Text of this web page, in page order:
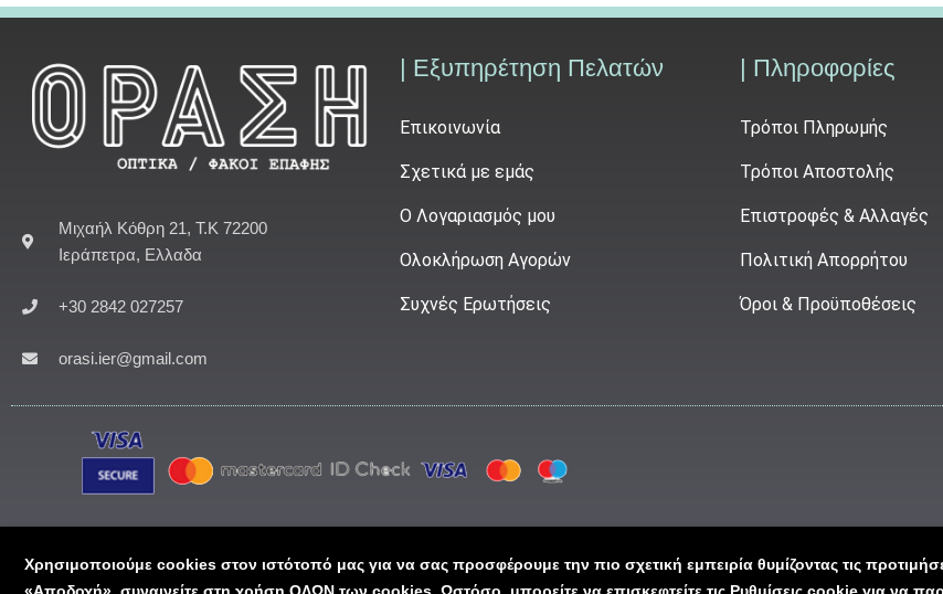
Μιχαήλ Κόθρη 21, Τ.Κ 72200
Ιεράπετρα, Ελλαδα
+30 2842 027257
orasi.ier@gmail.com
| Εξυπηρέτηση Πελατών
Επικοινωνία
Σχετικά με εμάς
Ο Λογαριασμός μου
Ολοκλήρωση Αγορών
Συχνές Ερωτήσεις
| Πληροφορίες
Τρόποι Πληρωμής
Τρόποι Αποστολής
Επιστροφές & Αλλαγές
Πολιτική Απορρήτου
Όροι & Προϋποθέσεις
Ⓒ 2024 - ΟΡΑΣΗ ΟΠΤΙΚΑ - ΓΕΜΗ 25170941000 All Rights Reserved Design &
Χρησιμοποιούμε cookies στον ιστότοπό μας για να σας προσφέρουμε την πιο σχετική εμπειρία θυμίζοντας τις